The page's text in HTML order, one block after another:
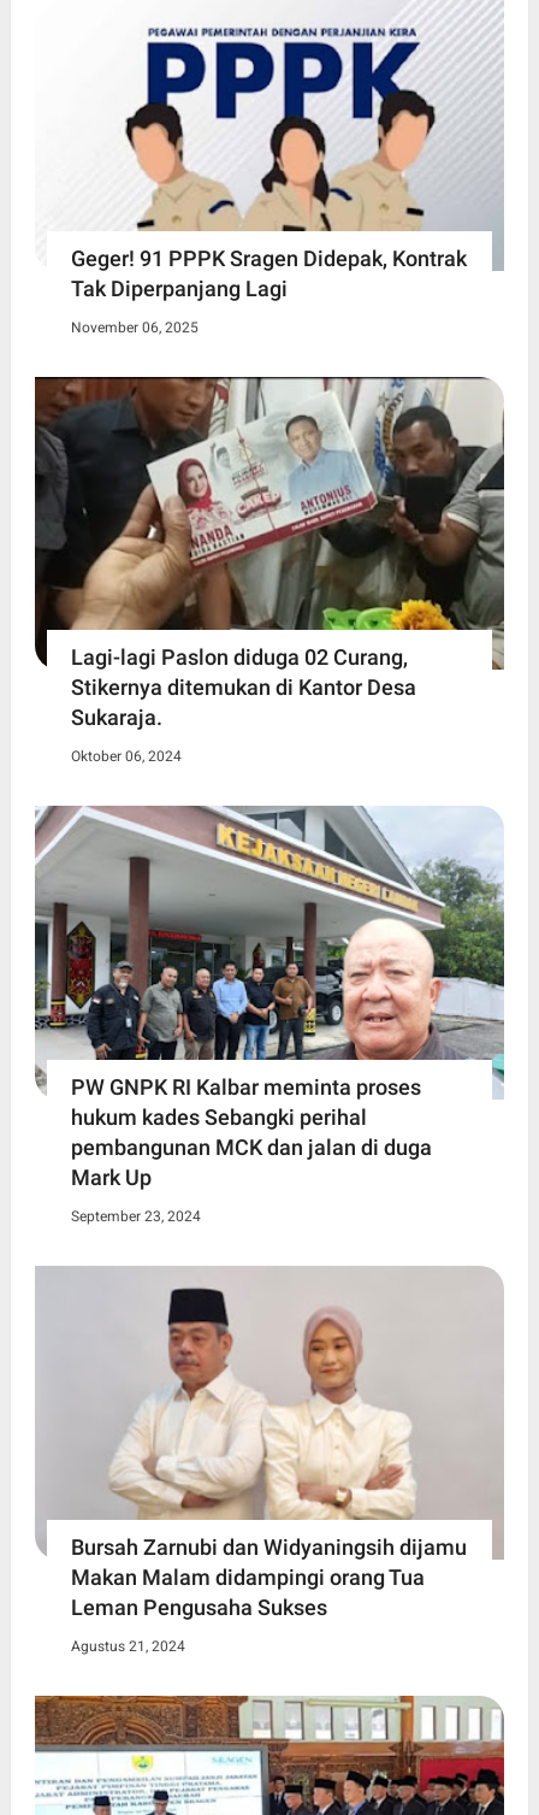
Geger! 91 PPPK Sragen Didepak, Kontrak
Tak Diperpanjang Lagi
November 06, 2025
Lagi-lagi Paslon diduga 02 Curang,
Stikernya ditemukan di Kantor Desa
Sukaraja.
Oktober 06, 2024
PW GNPK RI Kalbar meminta proses
hukum kades Sebangki perihal
pembangunan MCK dan jalan di duga
Mark Up
September 23, 2024
Bursah Zarnubi dan Widyaningsih dijamu
Makan Malam didampingi orang Tua
Leman Pengusaha Sukses
Agustus 21, 2024